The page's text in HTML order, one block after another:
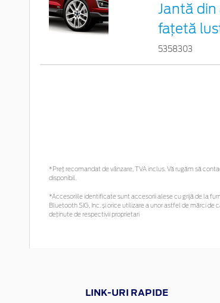
Jantă din
faţetă
5358303
*Preţ recomandat de vânzare, TVA inclus. Vă rugăm să
disponibil.
*Accesoriile identificate sunt accesorii alese cu grijă de la
Bluetooth SIG, Inc. și orice utilizare a unor astfel de mărci
deținute de respectivii proprietari
LINK-URI RAPIDE